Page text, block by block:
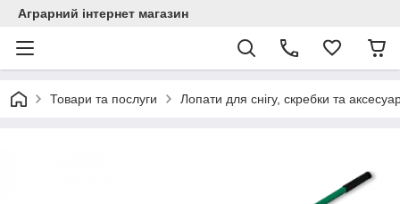
Аграрний інтернет магазин
Товари та послуги Лопати для снігу, скребки та